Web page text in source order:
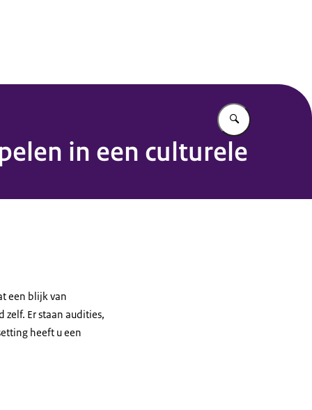
Vul in wat u
in een culturele
een blijk van
Er staan audities,
heeft u een